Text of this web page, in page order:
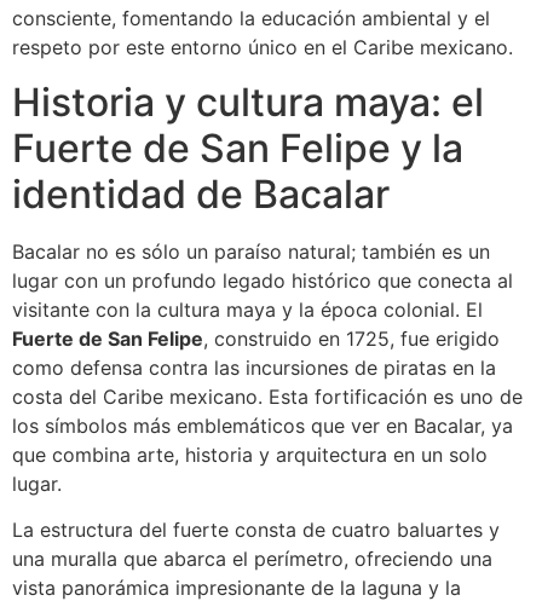
consciente, fomentando la educación ambiental y el
respeto por este entorno único en el Caribe mexicano.
Historia y cultura maya: el
Fuerte de San Felipe y la
identidad de Bacalar
Bacalar no es sólo un paraíso natural; también es un
lugar con un profundo legado histórico que conecta al
visitante con la cultura maya y la época colonial. El
Fuerte de San Felipe, construido en 1725, fue erigido
como defensa contra las incursiones de piratas en la
costa del Caribe mexicano. Esta fortificación es uno de
los símbolos más emblemáticos que ver en Bacalar, ya
que combina arte, historia y arquitectura en un solo
lugar.
La estructura del fuerte consta de cuatro baluartes y
una muralla que abarca el perímetro, ofreciendo una
vista panorámica impresionante de la laguna y la